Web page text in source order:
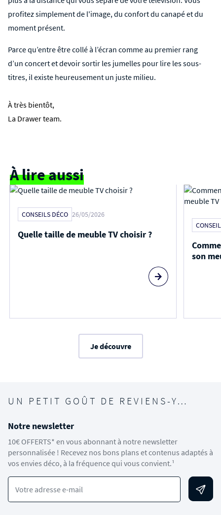
profitez simplement de l'image, du confort du canapé et du
moment présent.
Parce qu’entre être collé à l’écran comme au premier rang
d’un concert et devoir sortir les jumelles pour lire les sous-
titres, il existe heureusement un juste milieu.
À très bientôt,
La Drawer team.
À lire aussi
CONSEILS DÉCO 26/05/2026
Quelle taille de meuble TV choisir ?
son
Je découvre
UN PETIT GOÛT DE REVIENS-Y…
Notre newsletter
10€ OFFERTS* en vous abonnant à notre newsletter
personnalisée ! Recevez nos bons plans et contenus adaptés à
vos envies déco, à la fréquence qui vous convient.¹
Votre adresse e-mail